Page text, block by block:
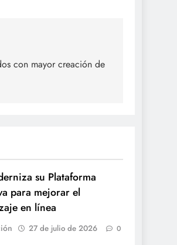
con mayor creación de
su Plataforma
para mejorar el
en línea
27 de julio de 2026 0